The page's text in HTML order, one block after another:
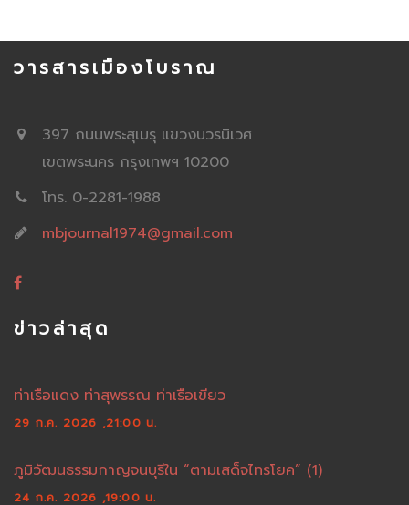
วารสารเมืองโบราณ
397 ถนนพระสุเมรุ แขวงบวรนิเวศ
เขตพระนคร กรุงเทพฯ 10200
โทร. 0-2281-1988
mbjournal1974@gmail.com
ข่าวล่าสุด
ท่าเรือแดง ท่าสุพรรณ ท่าเรือเขียว
29 ก.ค. 2026 ,21:00 น.
ภูมิวัฒนธรรมกาญจนบุรีใน “ตามเสด็จไทรโยค” (1)
24 ก.ค. 2026 ,19:00 น.